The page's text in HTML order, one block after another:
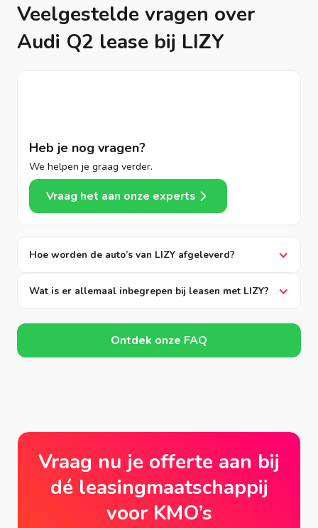
Veelgestelde vragen over
Audi Q2 lease bij LIZY
Heb je nog vragen?
We helpen je graag verder.
Vraag het aan onze experts
Hoe worden de auto’s van LIZY afgeleverd?
Wat is er allemaal inbegrepen bij leasen met LIZY?
Ontdek onze FAQ
Vraag nu je offerte aan bij
dé leasingmaatschappij
voor KMO’s